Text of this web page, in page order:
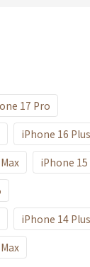
17 Pro
iPhone 16 Plus
iPhone 15
iPhone 14 Plus